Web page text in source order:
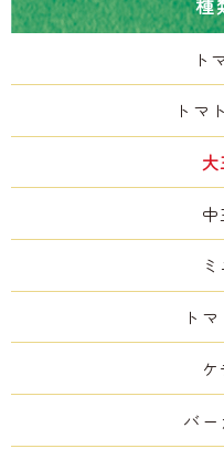
ト
トマ
中
ト
バー